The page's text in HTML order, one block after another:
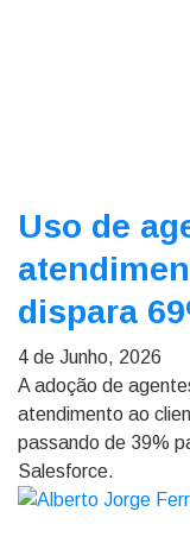
Uso de
dispara
4 de Junho, 2026
A adoção de
atendimento ao
passando de 39%
Salesforce.